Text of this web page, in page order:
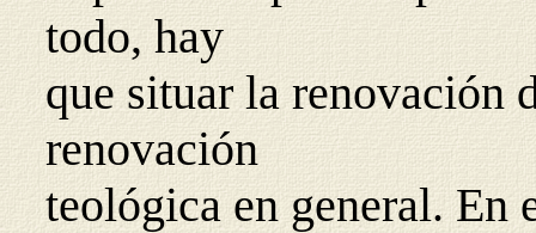
todo, hay
que situar la renovación
renovación
teológica en general. En